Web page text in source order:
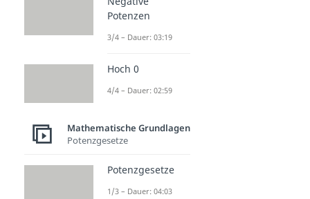
Potenzen
3/4 – Dauer: 03:19
Hoch 0
4/4 – Dauer: 02:59
Mathematische Grundlagen
Potenzgesetze
Potenzgesetze
1/3 – Dauer: 04:03